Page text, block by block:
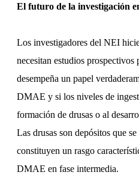
El futuro de la investigación
Los investigadores del NEI
necesitan estudios
desempeña un papel
DMAE y si los niveles de
formación de drusas o al
Las drusas son depósitos que
constituyen un rasgo
DMAE en fase intermedia.